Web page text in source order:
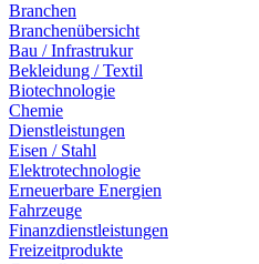
Branchen
Branchenübersicht
Bau / Infrastrukur
Bekleidung / Textil
Biotechnologie
Chemie
Dienstleistungen
Eisen / Stahl
Elektrotechnologie
Erneuerbare Energien
Fahrzeuge
Finanzdienstleistungen
Freizeitprodukte